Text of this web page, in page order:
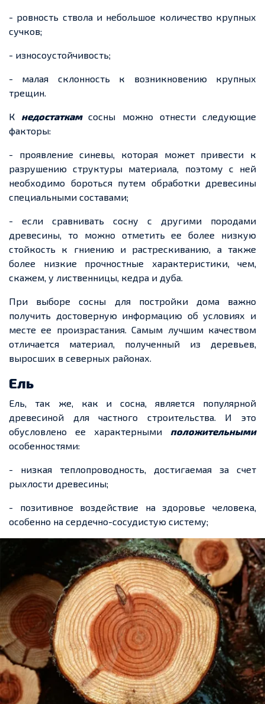
- ровность ствола и небольшое количество крупных
сучков;
- износоустойчивость;
- малая склонность к возникновению крупных
трещин.
К недостаткамсосны можно отнести следующие
факторы:
- проявление синевы, которая может привести к
разрушению структуры материала, поэтому с ней
необходимо бороться путем обработки древесины
специальными составами;
- если сравнивать сосну с другими породами
древесины, то можно отметить ее более низкую
стойкость к гниению и растрескиванию, а также
более низкие прочностные характеристики, чем,
скажем, у лиственницы, кедра и дуба.
При выборе сосны для постройки дома важно
получить достоверную информацию об условиях и
месте ее произрастания. Самым лучшим качеством
отличается материал, полученный из деревьев,
выросших в северных районах.
Ель
Ель, так же, как и сосна, является популярной
древесиной для частного строительства. И это
обусловлено ее характерными положительными
особенностями:
- низкая теплопроводность, достигаемая за счет
рыхлости древесины;
- позитивное воздействие на здоровье человека,
особенно на сердечно-сосудистую систему;